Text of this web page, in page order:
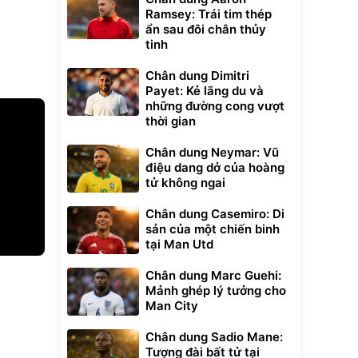
cầm
áp
Ramsey: Trái tim thép
ẩn sau đôi chân thủy
tinh
Chân dung Dimitri
Payet: Kẻ lãng du và
những đường cong vượt
thời gian
Chân dung Neymar: Vũ
điệu dang dở của hoàng
tử không ngai
Chân dung Casemiro: Di
sản của một chiến binh
tại Man Utd
Chân dung Marc Guehi:
Mảnh ghép lý tưởng cho
Man City
Chân dung Sadio Mane:
Tượng đài bất tử tại